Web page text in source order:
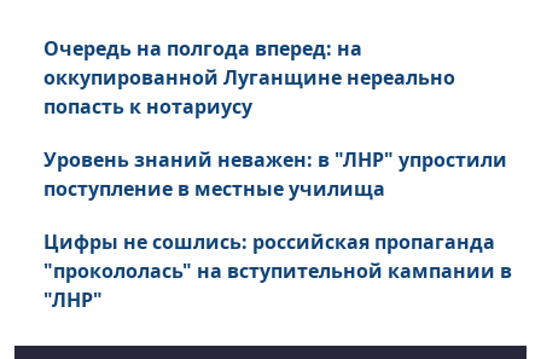
Очередь на полгода вперед: на
оккупированной Луганщине нереально
попасть к нотариусу
Уровень знаний неважен: в "ЛНР" упростили
поступление в местные училища
Цифры не сошлись: российская пропаганда
"прокололась" на вступительной кампании в
"ЛНР"